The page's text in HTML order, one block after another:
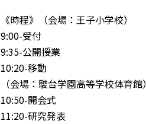
《時程》（会場：王子小学校）
9:00-受付
9:35-公開授業
10:20-移動
（会場：駿台学園高等学校体育館）
10:50-開会式
11:20-研究発表